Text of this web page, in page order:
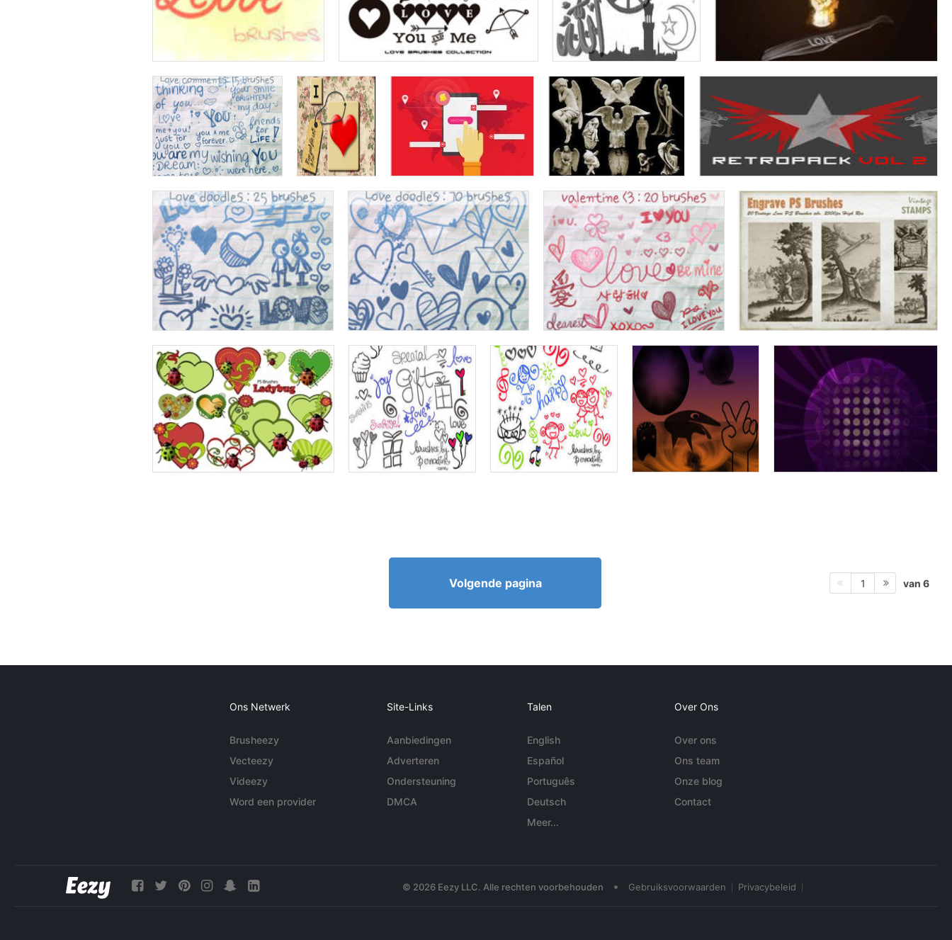
Volgende pagina 1 van 6
Ons Netwerk
Brusheezy
Vecteezy
Videezy
Word een provider
Site-Links
Aanbiedingen
Adverteren
Ondersteuning
DMCA
Talen
English
Español
Português
Deutsch
Meer...
Over Ons
Over ons
Ons team
Onze blog
Contact
© 2026 Eezy LLC. Alle rechten voorbehouden • Gebruiksvoorwaarden Privacybeleid